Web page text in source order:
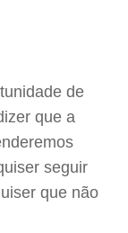
de
que a
seguir
que não